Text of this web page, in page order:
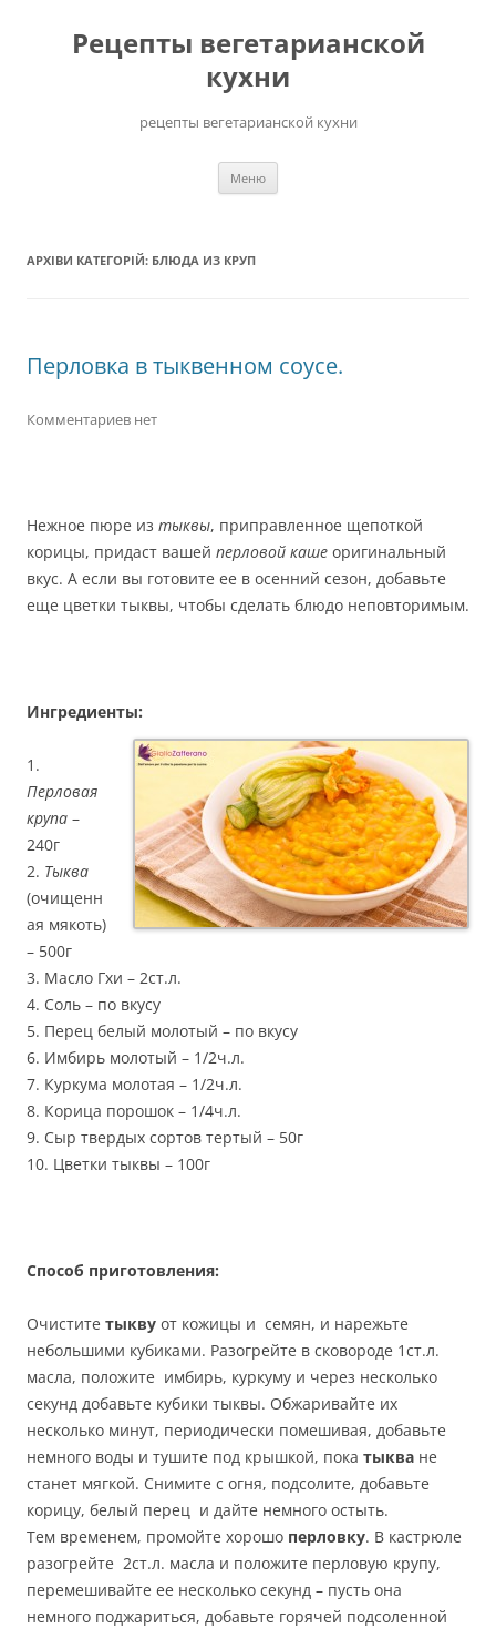
Рецепты вегетарианской
кухни
рецепты вегетарианской кухни
Меню
АРХІВИ КАТЕГОРІЙ: БЛЮДА ИЗ КРУП
Перловка в тыквенном соусе.
Комментариев нет
Нежное пюре из тыквы, приправленное щепоткой
корицы, придаст вашей перловой каше оригинальный
вкус. А если вы готовите ее в осенний сезон, добавьте
еще цветки тыквы, чтобы сделать блюдо неповторимым.
Ингредиенты:
1.
Перловая
крупа –
240г
2. Тыква
(очищенн
ая мякоть)
– 500г
3. Масло Гхи – 2ст.л.
4. Соль – по вкусу
5. Перец белый молотый – по вкусу
6. Имбирь молотый – 1/2ч.л.
7. Куркума молотая – 1/2ч.л.
8. Корица порошок – 1/4ч.л.
9. Сыр твердых сортов тертый – 50г
10. Цветки тыквы – 100г
Способ приготовления:
Очистите тыкву от кожицы и семян, и нарежьте
небольшими кубиками. Разогрейте в сковороде 1ст.л.
масла, положите имбирь, куркуму и через несколько
секунд добавьте кубики тыквы. Обжаривайте их
несколько минут, периодически помешивая, добавьте
немного воды и тушите под крышкой, пока тыква не
станет мягкой. Снимите с огня, подсолите, добавьте
корицу, белый перец и дайте немного остыть.
Тем временем, промойте хорошо перловку. В кастрюле
разогрейте 2ст.л. масла и положите перловую крупу,
перемешивайте ее несколько секунд – пусть она
немного поджариться, добавьте горячей подсоленной